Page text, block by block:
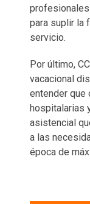
para suplir la
servicio.
Por último,
vacacional
entender que
hospitalarias
asistencial
a las
época de